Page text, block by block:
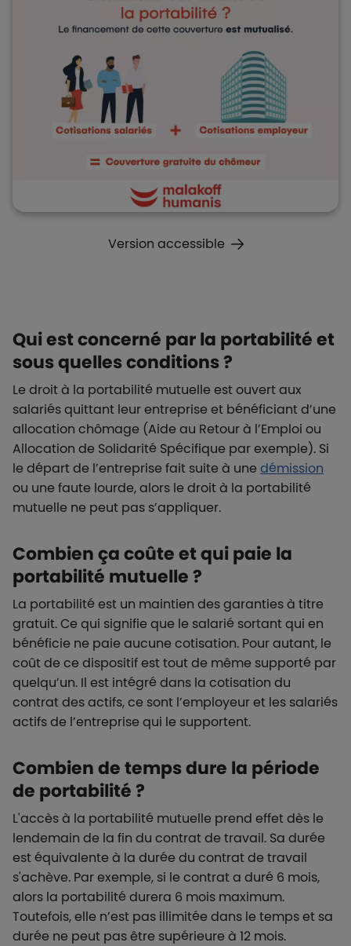
Boutons et liensVersion accessible
Qui est concerné par la portabilité et
sous quelles conditions ?
Le droit à la portabilité mutuelle est ouvert aux
salariés quittant leur entreprise et bénéficiant d’une
allocation chômage (Aide au Retour à l’Emploi ou
Allocation de Solidarité Spécifique par exemple). Si
le départ de l’entreprise fait suite à unedémission
ou une faute lourde, alors le droit à la portabilité
mutuelle ne peut pas s’appliquer.
Combien ça coûte et qui paie la
portabilité mutuelle ?
La portabilité est un maintien des garanties à titre
gratuit. Ce qui signifie que le salarié sortant qui en
bénéficie ne paie aucune cotisation. Pour autant, le
coût de ce dispositif est tout de même supporté par
quelqu’un. Il est intégré dans la cotisation du
contrat des actifs, ce sont l’employeur et les salariés
actifs de l’entreprise qui le supportent.
Combien de temps dure la période
de portabilité ?
L'accès à la portabilité mutuelle prend effet dès le
lendemain de la fin du contrat de travail. Sa durée
est équivalente à la durée du contrat de travail
s'achève. Par exemple, si le contrat a duré 6 mois,
alors la portabilité durera 6 mois maximum.
Toutefois, elle n’est pas illimitée dans le temps et sa
durée ne peut pas être supérieure à 12 mois.